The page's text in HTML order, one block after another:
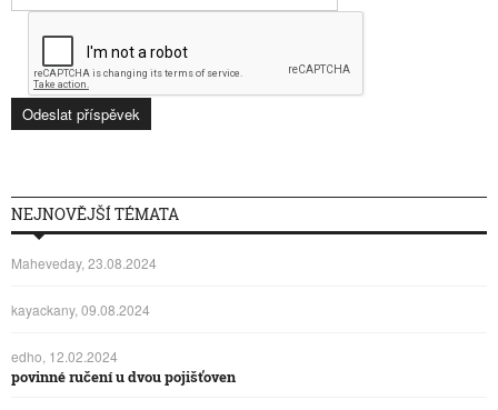
NEJNOVĚJŠÍ TÉMATA
Maheveday, 23.08.2024
kayackany, 09.08.2024
edho, 12.02.2024
povinné ručení u dvou pojišťoven